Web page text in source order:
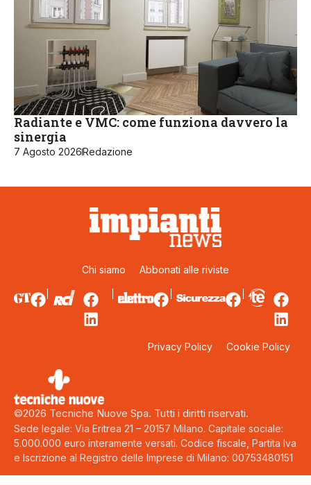
Radiante e VMC: come funziona davvero la
sinergia
7 Agosto 2026Redazione
Chi siamo Abbonati alle riviste
Privacy Policy Cookie Policy
©2026 Tecniche Nuove Spa. Tutti i diritti riservati.
Sede legale: Via Eritrea 21 – 20157 Milano. Capitale sociale:
5.000.000 euro interamente versati. Codice fiscale, Partita Iva
e Iscrizione al Registro delle Imprese di Milano: 00753480151